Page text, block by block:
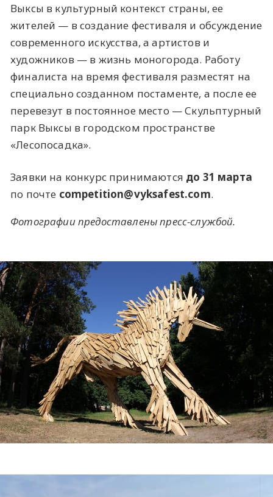
Выксы в культурный контекст страны, ее
жителей — в создание фестиваля и обсуждение
современного искусства, а артистов и
художников — в жизнь моногорода. Работу
финалиста на время фестиваля разместят на
специально созданном постаменте, а после ее
перевезут в постоянное место — Скульптурный
парк Выксы в городском пространстве
«Лесопосадка».
Заявки на конкурс принимаются до 31 марта
по почте competition@vyksafest.com.
Фотографии предоставлены пресс-службой.